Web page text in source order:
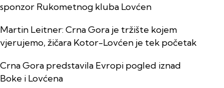
sponzor Rukometnog kluba Lovćen
Martin Leitner: Crna Gora je tržište kojem
vjerujemo, žičara Kotor-Lovćen je tek početak
Crna Gora predstavila Evropi pogled iznad
Boke i Lovćena